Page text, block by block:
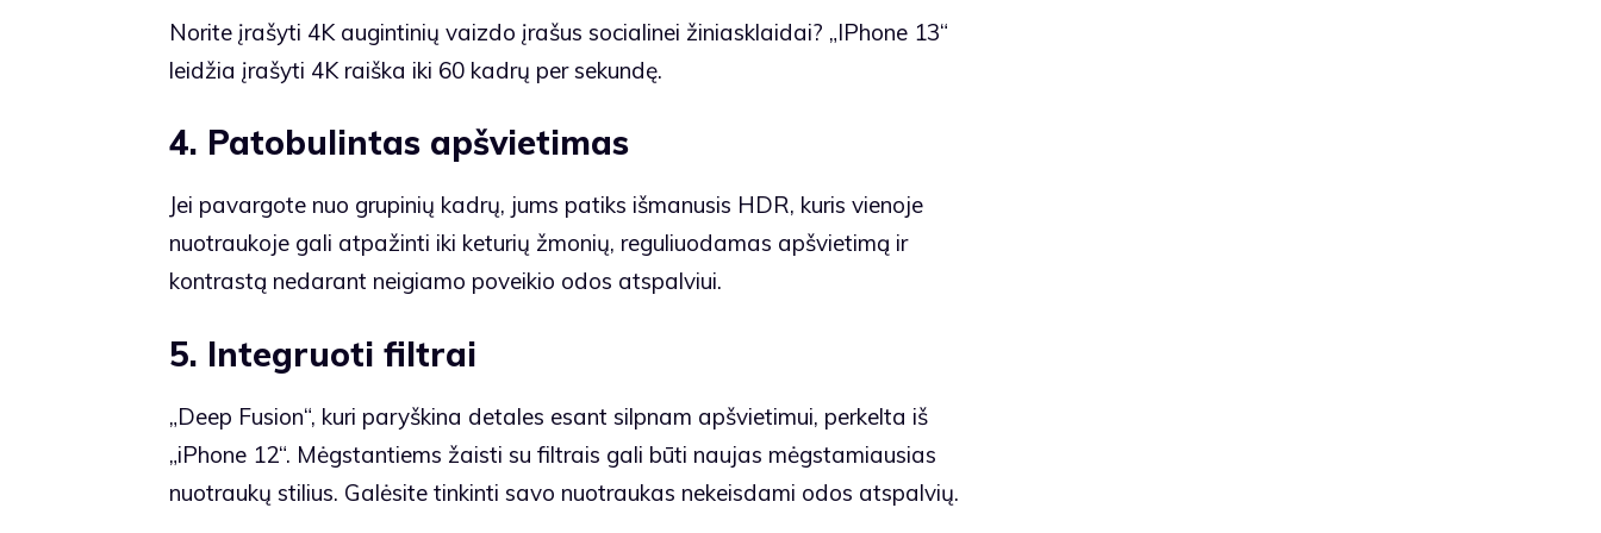
Norite įrašyti 4K augintinių vaizdo įrašus socialinei žiniasklaidai? „IPhone 13“
leidžia įrašyti 4K raiška iki 60 kadrų per sekundę.
4. Patobulintas apšvietimas
Jei pavargote nuo grupinių kadrų, jums patiks išmanusis HDR, kuris vienoje
nuotraukoje gali atpažinti iki keturių žmonių, reguliuodamas apšvietimą ir
kontrastą nedarant neigiamo poveikio odos atspalviui.
5. Integruoti filtrai
„Deep Fusion“, kuri paryškina detales esant silpnam apšvietimui, perkelta iš
„iPhone 12“. Mėgstantiems žaisti su filtrais gali būti naujas mėgstamiausias
nuotraukų stilius. Galėsite tinkinti savo nuotraukas nekeisdami odos atspalvių.